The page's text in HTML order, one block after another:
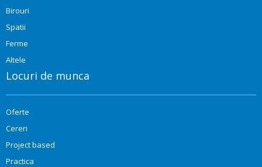
Birouri
Spatii
Ferme
Altele
Locuri de munca
Oferte
Cereri
Project based
Practica